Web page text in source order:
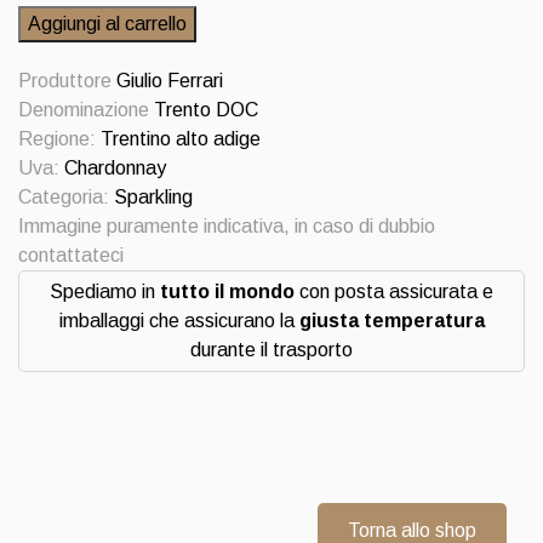
Giulio
Ferrari
Trentodoc
Riserva
del
fondatore
2000
quantità
Aggiungi al carrello
Produttore Giulio Ferrari
Denominazione Trento DOC
Regione: Trentino alto adige
Uva: Chardonnay
Categoria: Sparkling
Immagine puramente indicativa, in caso di dubbio
contattateci
Spediamo in tutto il mondo con posta assicurata e
imballaggi che assicurano la giusta temperatura
durante il trasporto
Torna allo shop